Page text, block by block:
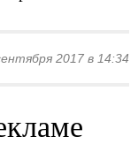
2017 в 14:34